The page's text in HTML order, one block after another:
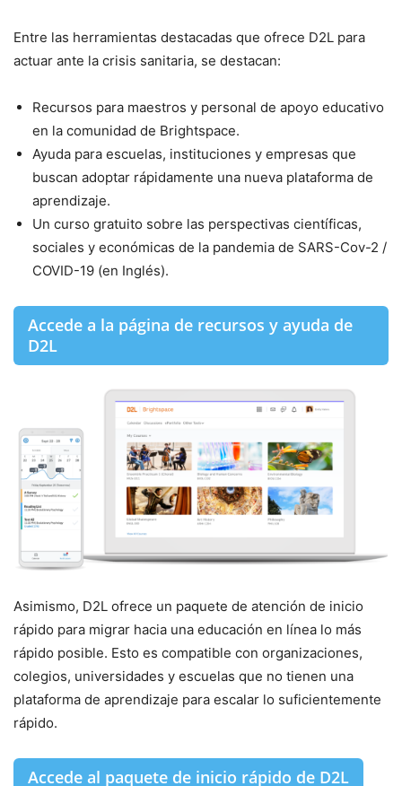
Entre las herramientas destacadas que ofrece D2L para
actuar ante la crisis sanitaria, se destacan:
Recursos para maestros y personal de apoyo educativo
en la comunidad de Brightspace.
Ayuda para escuelas, instituciones y empresas que
buscan adoptar rápidamente una nueva plataforma de
aprendizaje.
Un curso gratuito sobre las perspectivas científicas,
sociales y económicas de la pandemia de SARS-Cov-2 /
COVID-19 (en Inglés).
Accede a la página de recursos y ayuda de
D2L
Asimismo, D2L ofrece un paquete de atención de inicio
rápido para migrar hacia una educación en línea lo más
rápido posible. Esto es compatible con organizaciones,
colegios, universidades y escuelas que no tienen una
plataforma de aprendizaje para escalar lo suficientemente
rápido.
Accede al paquete de inicio rápido de D2L